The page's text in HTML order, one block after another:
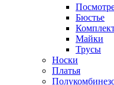
Бюстье
Майки
Трусы
Носки
Платья